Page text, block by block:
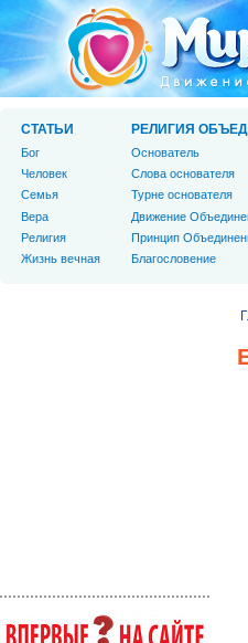
СТАТЬИ
Бог
Человек
Cемья
Вера
Религия
Жизнь вечная
РЕЛИГИЯ
Основатель
Слова основателя
Турне основателя
Движение
Принцип
Благословение